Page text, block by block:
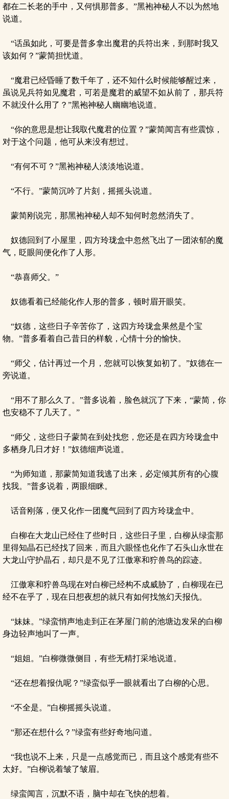
都在二长老的手中，又何惧那普多。”黑袍神秘人不以为然地
说道。
“话虽如此，可要是普多拿出魔君的兵符出来，到那时我又
该如何？”蒙简担忧道。
“魔君已经昏睡了数千年了，还不知什么时候能够醒过来，
虽说见兵符如见魔君，可若是魔君的威望不如从前了，那兵符
不就没什么用了？”黑袍神秘人幽幽地说道。
“你的意思是想让我取代魔君的位置？”蒙简闻言有些震惊，
对于这个问题，他可从来没有想过。
“有何不可？”黑袍神秘人淡淡地说道。
“不行。”蒙简沉吟了片刻，摇摇头说道。
蒙简刚说完，那黑袍神秘人却不知何时忽然消失了。
奴德回到了小屋里，四方玲珑盒中忽然飞出了一团浓郁的魔
气，眨眼间便化作了人形。
“恭喜师父。”
奴德看着已经能化作人形的普多，顿时眉开眼笑。
“奴德，这些日子辛苦你了，这四方玲珑盒果然是个宝
物。”普多看着自己昔日的样貌，心情十分的愉快。
“师父，估计再过一个月，您就可以恢复如初了。”奴德在一
旁说道。
“用不了那么久了。”普多说着，脸色就沉了下来，“蒙简，你
也安稳不了几天了。”
“师父，这些日子蒙简在到处找您，您还是在四方玲珑盒中
多栖身几日才好！”奴德细声说道。
“为师知道，那蒙简知道我逃了出来，必定倾其所有的心腹
找我。”普多说着，两眼细眯。
话音刚落，便又化作一团魔气回到了四方玲珑盒中。
白柳在大龙山已经住了些时日，这些日子里，白柳从绿蛮那
里得知晶石已经找了回来，而且六眼怪也化作了石头山永世在
大龙山守护晶石，却只是不见了江傲寒和狞兽鸟的踪迹。
江傲寒和狞兽鸟现在对白柳已经构不成威胁了，白柳现在已
经不在乎了，现在日想夜想的就只有如何找煞幻天报仇。
“妹妹。”绿蛮悄声地走到正在茅屋门前的池塘边发呆的白柳
身边轻声地叫了一声。
“姐姐。”白柳微微侧目，有些无精打采地说道。
“还在想着报仇呢？”绿蛮似乎一眼就看出了白柳的心思。
“不全是。”白柳摇摇头说道。
“那还在想什么？”绿蛮有些好奇地问道。
“我也说不上来，只是一点感觉而已，而且这个感觉有些不
太好。”白柳说着皱了皱眉。
绿蛮闻言，沉默不语，脑中却在飞快的想着。